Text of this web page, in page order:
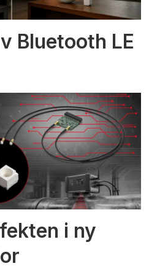
Bluetooth LE
i ny